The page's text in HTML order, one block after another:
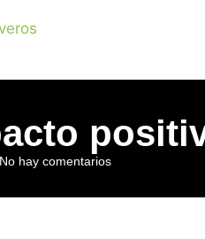
No hay comentarios